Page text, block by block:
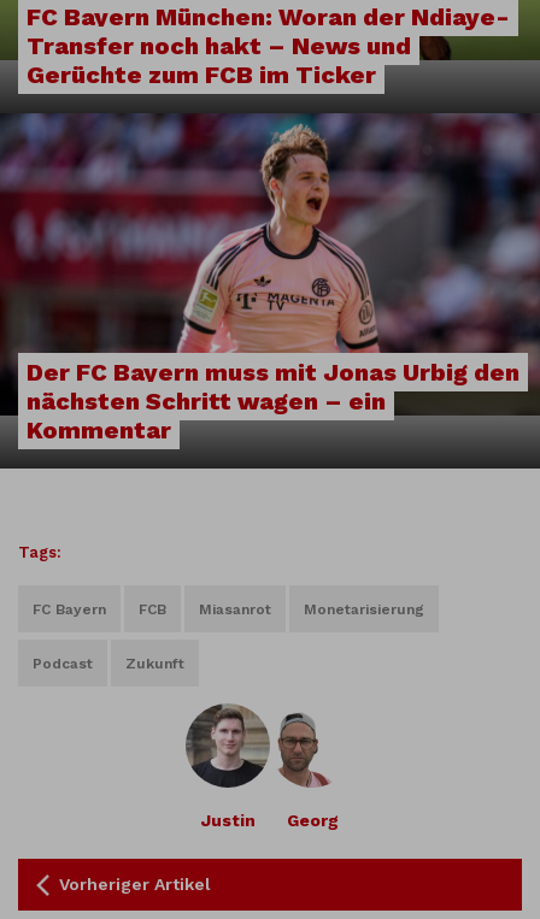
FC Bayern München: Woran der Ndiaye-
Transfer noch hakt – News und
Gerüchte zum FCB im Ticker
Der FC Bayern muss mit Jonas Urbig den
nächsten Schritt wagen – ein
Kommentar
Tags:
FC Bayern FCB Miasanrot Monetarisierung
Podcast Zukunft
Justin Georg
Vorheriger Artikel